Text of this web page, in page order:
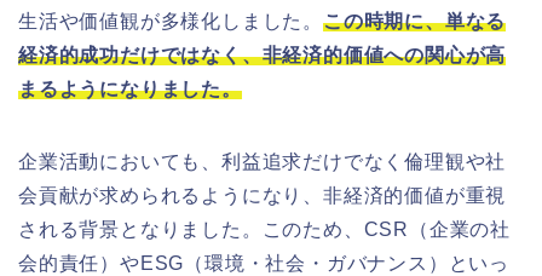
生活や価値観が多様化しました。 この時期に、単なる
経済的成功だけではなく、非経済的価値への関心が高
まるようになりました。
企業活動においても、利益追求だけでなく倫理観や社
会貢献が求められるようになり、非経済的価値が重視
される背景となりました。このため、CSR（企業の社
会的責任）やESG（環境・社会・ガバナンス）といっ